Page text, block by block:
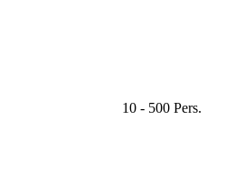
10 - 500 Pers.